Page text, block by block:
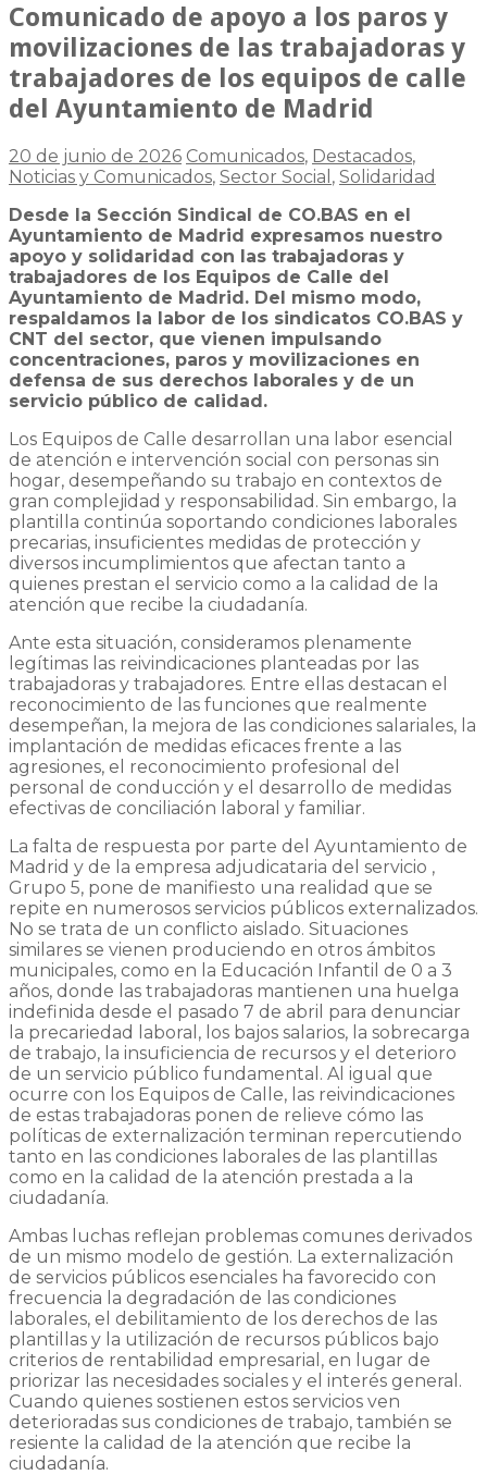
Comunicado de apoyo a los paros y
movilizaciones de las trabajadoras y
trabajadores de los equipos de calle
del Ayuntamiento de Madrid
20 de junio de 2026 Comunicados, Destacados,
Noticias y Comunicados, Sector Social , Solidaridad
Desde la Sección Sindical de CO.BAS en el
Ayuntamiento de Madrid expresamos nuestro
apoyo y solidaridad con las trabajadoras y
trabajadores de los Equipos de Calle del
Ayuntamiento de Madrid. Del mismo modo,
respaldamos la labor de los sindicatos CO.BAS y
CNT del sector, que vienen impulsando
concentraciones, paros y movilizaciones en
defensa de sus derechos laborales y de un
servicio público de calidad.
Los Equipos de Calle desarrollan una labor esencial
de atención e intervención social con personas sin
hogar, desempeñando su trabajo en contextos de
gran complejidad y responsabilidad. Sin embargo, la
plantilla continúa soportando condiciones laborales
precarias, insuficientes medidas de protección y
diversos incumplimientos que afectan tanto a
quienes prestan el servicio como a la calidad de la
atención que recibe la ciudadanía.
Ante esta situación, consideramos plenamente
legítimas las reivindicaciones planteadas por las
trabajadoras y trabajadores. Entre ellas destacan el
reconocimiento de las funciones que realmente
desempeñan, la mejora de las condiciones salariales, la
implantación de medidas eficaces frente a las
agresiones, el reconocimiento profesional del
personal de conducción y el desarrollo de medidas
efectivas de conciliación laboral y familiar.
La falta de respuesta por parte del Ayuntamiento de
Madrid y de la empresa adjudicataria del servicio ,
Grupo 5, pone de manifiesto una realidad que se
repite en numerosos servicios públicos externalizados.
No se trata de un conflicto aislado. Situaciones
similares se vienen produciendo en otros ámbitos
municipales, como en la Educación Infantil de 0 a 3
años, donde las trabajadoras mantienen una huelga
indefinida desde el pasado 7 de abril para denunciar
la precariedad laboral, los bajos salarios, la sobrecarga
de trabajo, la insuficiencia de recursos y el deterioro
de un servicio público fundamental. Al igual que
ocurre con los Equipos de Calle, las reivindicaciones
de estas trabajadoras ponen de relieve cómo las
políticas de externalización terminan repercutiendo
tanto en las condiciones laborales de las plantillas
como en la calidad de la atención prestada a la
ciudadanía.
Ambas luchas reflejan problemas comunes derivados
de un mismo modelo de gestión. La externalización
de servicios públicos esenciales ha favorecido con
frecuencia la degradación de las condiciones
laborales, el debilitamiento de los derechos de las
plantillas y la utilización de recursos públicos bajo
criterios de rentabilidad empresarial, en lugar de
priorizar las necesidades sociales y el interés general.
Cuando quienes sostienen estos servicios ven
deterioradas sus condiciones de trabajo, también se
resiente la calidad de la atención que recibe la
ciudadanía.